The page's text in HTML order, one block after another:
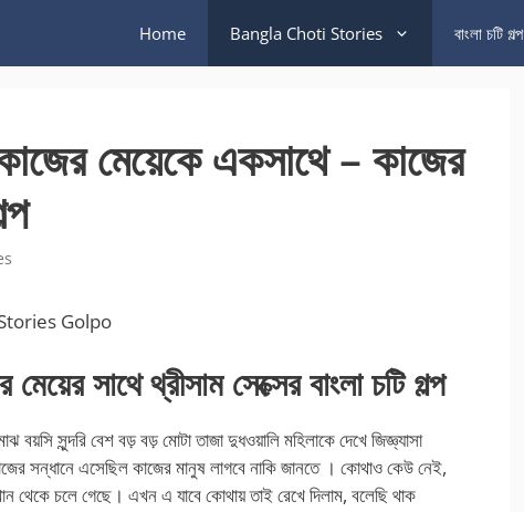
Home Bangla Choti Stories বাংলা চটি গল্প
মেয়েকে একসাথে – কাজের
Golpo
সাথে থ্রীসাম সেক্সের বাংলা চটি গল্প
সুন্দরি বেশ বড় বড় মোটা তাজা দুধওয়ালি মহিলাকে দেখে জিজ্ঞ্যাসা
সন্ধানে এসেছিল কাজের মানুষ লাগবে নাকি জানতে । কোথাও কেউ নেই,
থেকে চলে গেছে। এখন এ যাবে কোথায় তাই রেখে দিলাম, বলেছি থাক